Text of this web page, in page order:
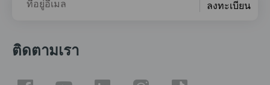
ที่อยู่อีเมล ลงทะเบียน
ติดตามเรา